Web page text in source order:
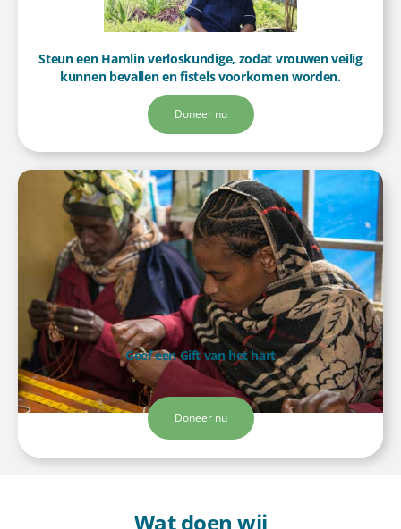
Steun een Hamlin verloskundige, zodat vrouwen veilig
kunnen bevallen en fistels voorkomen worden.
Doneer nu
Geef een Gift van het hart
Doneer nu
Wat doen wij